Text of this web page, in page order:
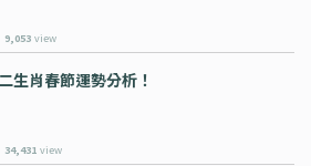
9,053 view
生肖春節運勢分析！
34,431 view